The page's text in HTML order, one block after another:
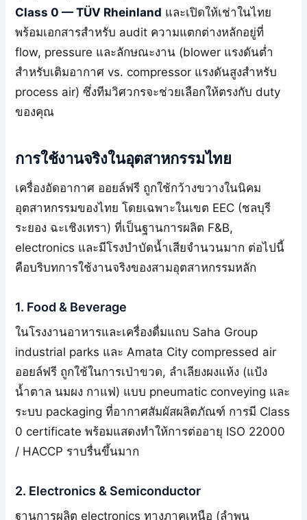
Class 0 — TÜV Rheinland และเปิดให้เช่าในไทย
พร้อมเอกสารสำหรับ audit ความแตกต่างหลักอยู่ที่
flow, pressure และลักษณะงาน (blower แรงดันต่ำ
สำหรับเติมอากาศ vs. compressor แรงดันสูงสำหรับ
process air) ซึ่งทีมวิศวกรจะช่วยเลือกให้ตรงกับ duty
ของคุณ
การใช้งานจริงในอุตสาหกรรมไทย
เครื่องอัดอากาศ ออยล์ฟรี ถูกใช้กว้างขวางในนิคม
อุตสาหกรรมของไทย โดยเฉพาะในเขต EEC (ชลบุรี
ระยอง ฉะเชิงเทรา) ที่เป็นฐานการผลิต F&B,
electronics และมีโรงบำบัดน้ำเสียจำนวนมาก ต่อไปนี้
คือบริบทการใช้งานจริงของสามอุตสาหกรรมหลัก
1. Food & Beverage
ในโรงงานอาหารและเครื่องดื่มแถบ Saha Group
industrial parks และ Amata City compressed air
ออยล์ฟรี ถูกใช้ในการเป่าขวด, ลำเลียงผงแห้ง (แป้ง
น้ำตาล นมผง กาแฟ) แบบ pneumatic conveying และ
ระบบ packaging ที่อากาศสัมผัสผลิตภัณฑ์ การมี Class
0 certificate พร้อมแสดงทำให้การต่ออายุ ISO 22000
/ HACCP ราบรื่นขึ้นมาก
2. Electronics & Semiconductor
ฐานการผลิต electronics ทางภาคเหนือ (ลำพูน